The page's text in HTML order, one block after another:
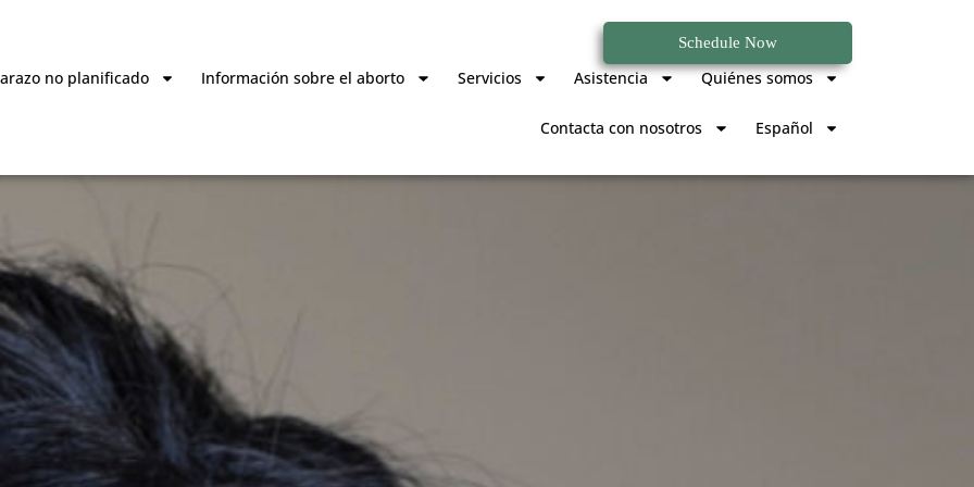
Schedule Now
no planificado Información sobre el aborto Servicios Asistencia Quiénes somos
Contacta con nosotros Español